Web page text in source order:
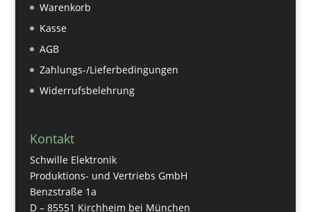
Warenkorb
Kasse
AGB
Zahlungs-/Lieferbedingungen
Widerrufsbelehrung
Kontakt
Schwille Elektronik
Produktions- und Vertriebs GmbH
Benzstraße 1a
D – 85551 Kirchheim bei München